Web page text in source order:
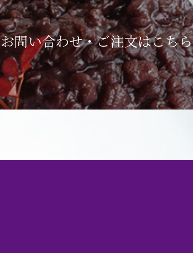
お問い合わせ・ご注文はこちら